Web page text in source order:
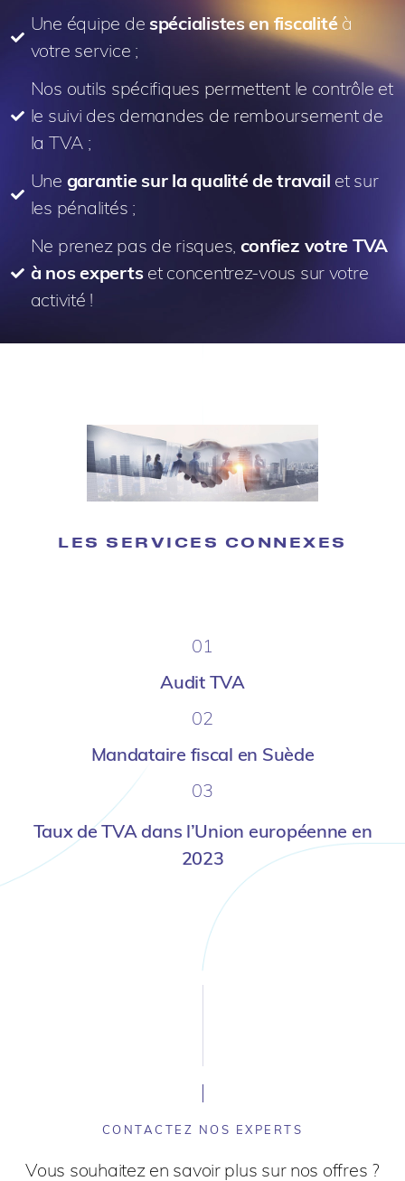
Une équipe de spécialistes en fiscalité à
votre service ;
Nos outils spécifiques permettent le contrôle et
le suivi des demandes de remboursement de
la TVA ;
Une garantie sur la qualité de travail et sur
les pénalités ;
Ne prenez pas de risques, confiez votre TVA
à nos expertset concentrez-vous sur votre
activité !
LES SERVICES CONNEXES
01
Audit TVA
02
Mandataire fiscal en Suède
03
Taux de TVA dans l’Union européenne en
2023
CONTACTEZ NOS EXPERTS
Vous souhaitez en savoir plus sur nos offres ?